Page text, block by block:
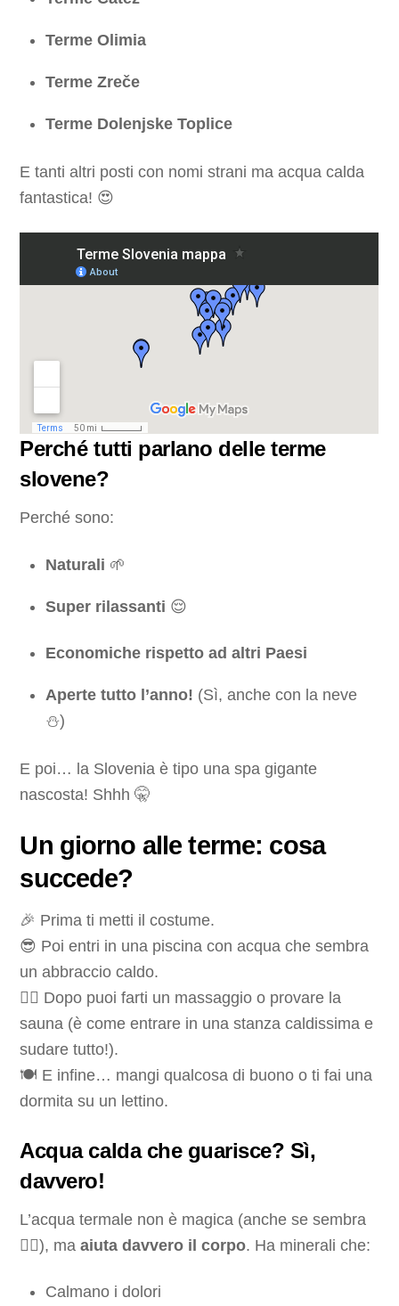
Terme Olimia
Terme Zreče
Terme Dolenjske Toplice
E tanti altri posti con nomi strani ma acqua calda
fantastica! 😍
Perché tutti parlano delle terme
slovene?
Perché sono:
Naturali 🌱
Super rilassanti 😌
Economiche rispetto ad altri Paesi
Aperte tutto l’anno! (Sì, anche con la neve
⛄️)
E poi… la Slovenia è tipo una spa gigante
nascosta! Shhh 🤫
Un giorno alle terme: cosa
succede?
🎉 Prima ti metti il costume.
😎 Poi entri in una piscina con acqua che sembra
un abbraccio caldo.
💆‍♀️ Dopo puoi farti un massaggio o provare la
sauna (è come entrare in una stanza caldissima e
sudare tutto!).
🍽 E infine… mangi qualcosa di buono o ti fai una
dormita su un lettino.
Acqua calda che guarisce? Sì,
davvero!
L’acqua termale non è magica (anche se sembra
🧙‍♂️), maaiuta davvero il corpo. Ha minerali che:
Calmano i dolori